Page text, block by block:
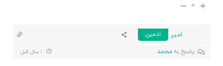
۰
امیر
ادمین
پاسخ بهمحمد